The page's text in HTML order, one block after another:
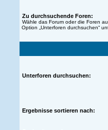
Zu durchsuchende Foren:
Wähle das Forum oder die Foren
Option „Unterforen durchsuchen“
Unterforen durchsuchen:
Ergebnisse sortieren nach: